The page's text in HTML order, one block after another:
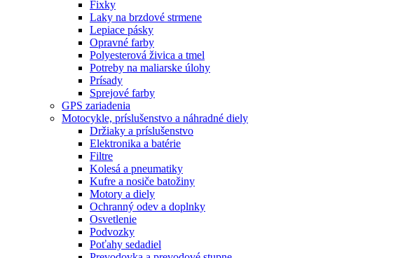
Fixky
Laky na brzdové strmene
Lepiace pásky
Opravné farby
Polyesterová živica a tmel
Potreby na maliarske úlohy
Prísady
Sprejové farby
GPS zariadenia
Motocykle, príslušenstvo a náhradné diely
Držiaky a príslušenstvo
Elektronika a batérie
Filtre
Kolesá a pneumatiky
Kufre a nosiče batožiny
Motory a diely
Ochranný odev a doplnky
Osvetlenie
Podvozky
Poťahy sedadiel